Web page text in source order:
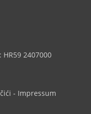
2407000
- Impressum